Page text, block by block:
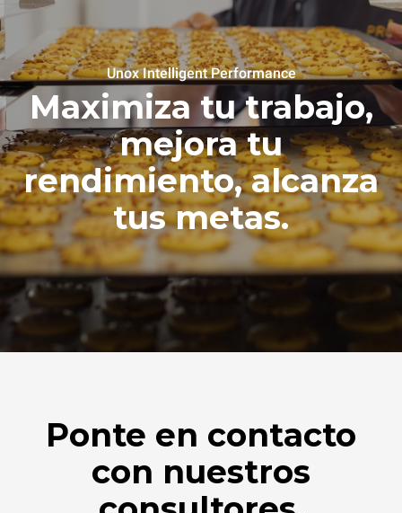
Unox Intelligent Performance
Maximiza tu trabajo,
mejora tu
rendimiento, alcanza
tus metas.
Ponte en contacto
con nuestros